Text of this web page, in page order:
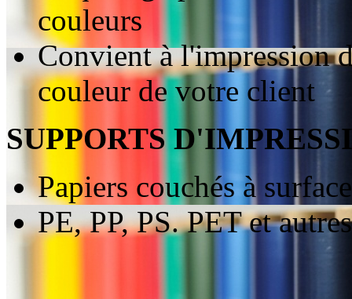
couleurs
Convient à l'impression
couleur de votre client
SUPPORTS
Papiers couchés à
PE, PP, PS. PET et